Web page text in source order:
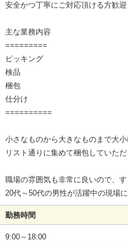
安全かつ丁寧にご対応頂ける方歓迎
主な業務内容
=========
ピッキング
検品
梱包
仕分け
==========
小さなものから大きなものまで大小
リスト通りに集めて梱包していただ
職場の雰囲気も非常に良いので、
20代～50代の男性が活躍中の現場に
勤務時間
9:00～18:00